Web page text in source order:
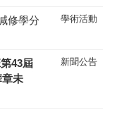
修學分
學術活動
43屆
未
新聞公告